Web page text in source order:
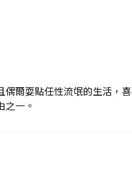
偶爾耍點任性流氓的生活，喜
一。